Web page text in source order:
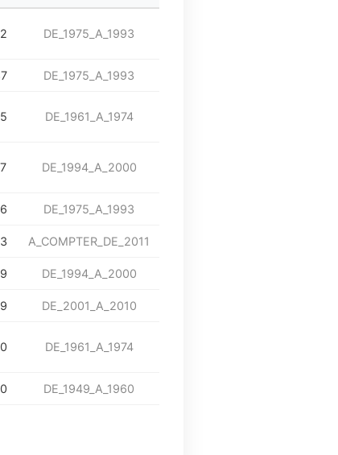
DE_1975_A_1993
DE_1975_A_1993
DE_1961_A_1974
DE_1994_A_2000
DE_1975_A_1993
A_COMPTER_DE_2011
DE_1994_A_2000
DE_2001_A_2010
DE_1961_A_1974
DE_1949_A_1960